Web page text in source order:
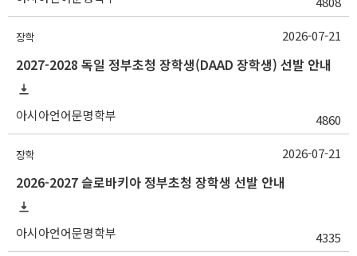
장학
2027-2028 독일 정부초청 장학생(DAAD 장학생) 선발 안내
아시아언어문명학부 4860
2026-07-21
장학
2026-2027 슬로바키아 정부초청 장학생 선발 안내
아시아언어문명학부 4335
2026-07-21